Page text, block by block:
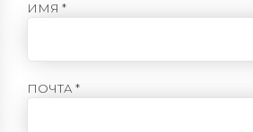
ИМЯ *
ПОЧТА *